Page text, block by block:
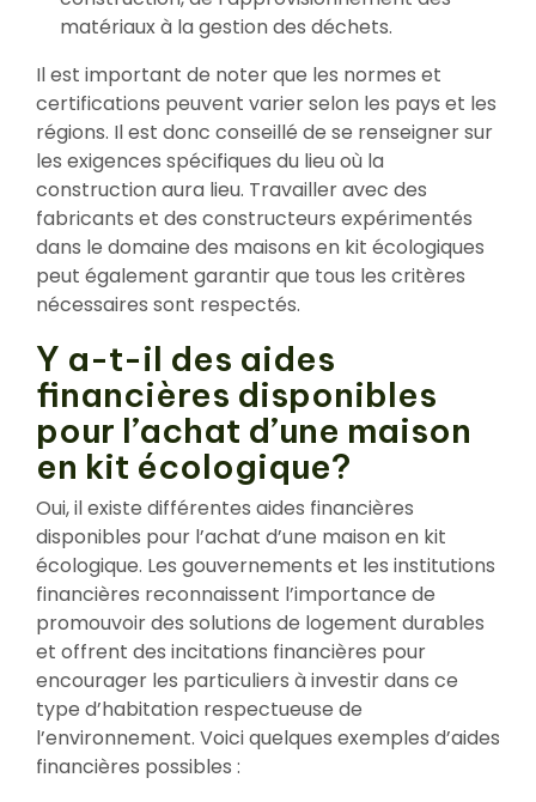
matériaux à la gestion des déchets.
Il est important de noter que les normes et
certifications peuvent varier selon les pays et les
régions. Il est donc conseillé de se renseigner sur
les exigences spécifiques du lieu où la
construction aura lieu. Travailler avec des
fabricants et des constructeurs expérimentés
dans le domaine des maisons en kit écologiques
peut également garantir que tous les critères
nécessaires sont respectés.
Y a-t-il des aides
financières disponibles
pour l’achat d’une maison
en kit écologique?
Oui, il existe différentes aides financières
disponibles pour l’achat d’une maison en kit
écologique. Les gouvernements et les institutions
financières reconnaissent l’importance de
promouvoir des solutions de logement durables
et offrent des incitations financières pour
encourager les particuliers à investir dans ce
type d’habitation respectueuse de
l’environnement. Voici quelques exemples d’aides
financières possibles :